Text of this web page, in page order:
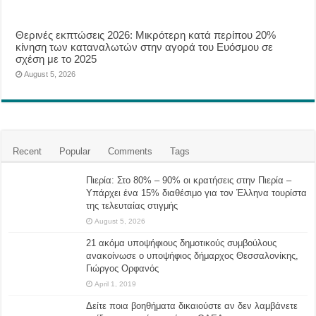
Θερινές εκπτώσεις 2026: Μικρότερη κατά περίπου 20%
κίνηση των καταναλωτών στην αγορά του Ευόσμου σε
σχέση με το 2025
August 5, 2026
Recent Popular Comments Tags
Πιερία: Στο 80% – 90% οι κρατήσεις στην Πιερία –
Υπάρχει ένα 15% διαθέσιμο για τον Έλληνα τουρίστα
της τελευταίας στιγμής
August 5, 2026
21 ακόμα υποψήφιους δημοτικούς συμβούλους
ανακοίνωσε ο υποψήφιος δήμαρχος Θεσσαλονίκης,
Γιώργος Ορφανός
April 1, 2019
Δείτε ποια βοηθήματα δικαιούστε αν δεν λαμβάνετε